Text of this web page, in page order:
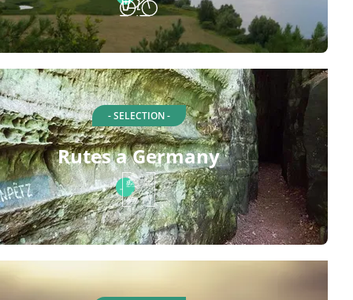
- SELECTION -
Rutes a Germany